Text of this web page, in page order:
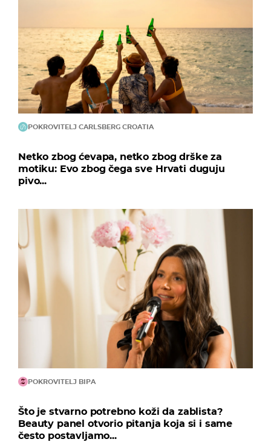
POKROVITELJ CARLSBERG CROATIA
Netko zbog ćevapa, netko zbog drške za
motiku: Evo zbog čega sve Hrvati duguju
pivo...
POKROVITELJ BIPA
Što je stvarno potrebno koži da zablista?
Beauty panel otvorio pitanja koja si i same
često postavljamo...